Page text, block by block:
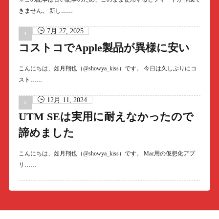
きません。 新し……
7月 27, 2025
コストコでApple製品が異様に安い
こんにちは、如月翔也（@showya_kiss）です。 今日は久しぶりにコ
スト……
12月 11, 2024
UTM SEは実用に耐えなかったので
諦めました
こんにちは、如月翔也（@showya_kiss）です。 Mac用の仮想化アプ
リ……